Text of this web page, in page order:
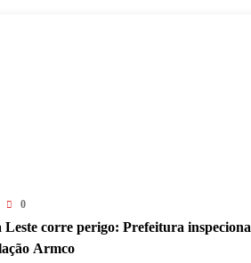
0
Leste corre perigo: Prefeitura inspeciona
Armco